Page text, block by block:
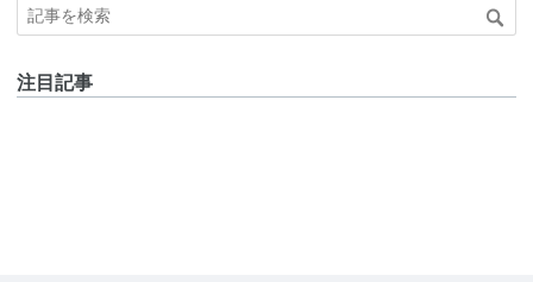
注目記事